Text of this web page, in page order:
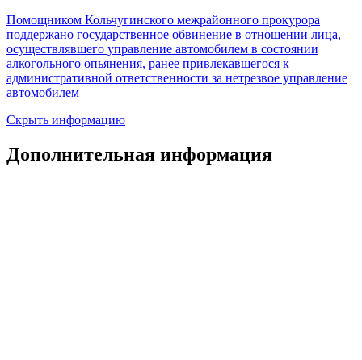
Помощником Кольчугинского межрайонного прокурора
поддержано государственное обвинение в отношении лица,
осуществлявшего управление автомобилем в состоянии
алкогольного опьянения, ранее привлекавшегося к
административной ответственности за нетрезвое управление
автомобилем
Скрыть информацию
Дополнительная информация